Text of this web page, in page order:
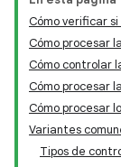
Cómo verificar
Cómo procesar
Cómo controlar
Cómo procesar
Cómo procesar
Variantes
Tipos de